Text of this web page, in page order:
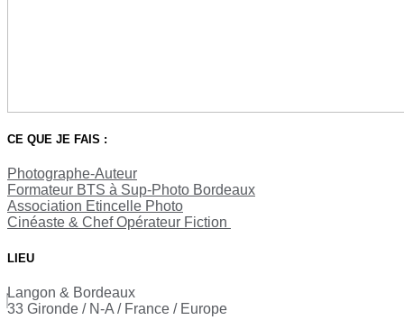
CE QUE JE FAIS :
Photographe-Auteur
Formateur BTS à Sup-Photo Bordeaux
Association Etincelle Photo
Cinéaste & Chef Opérateur Fiction
LIEU
Langon & Bordeaux
33 Gironde / N-A / France / Europe